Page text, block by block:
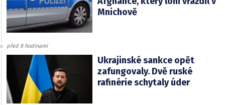
Mnichově
před 8 hodinami
Ukrajinské sankce opět
zafungovaly. Dvě ruské
rafinérie schytaly úder